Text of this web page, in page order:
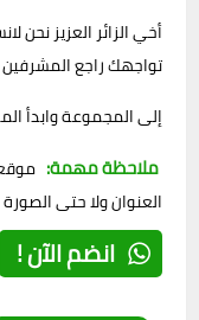
أخي الزائر العزيز
تواجهك راجع
إلى المجموعة وابدأ
ملاحظة مهمة:
العنوان ولا حتى الصورة
انضم الآن !